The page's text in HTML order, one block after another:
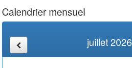
Calendrier mensuel
juillet 2026